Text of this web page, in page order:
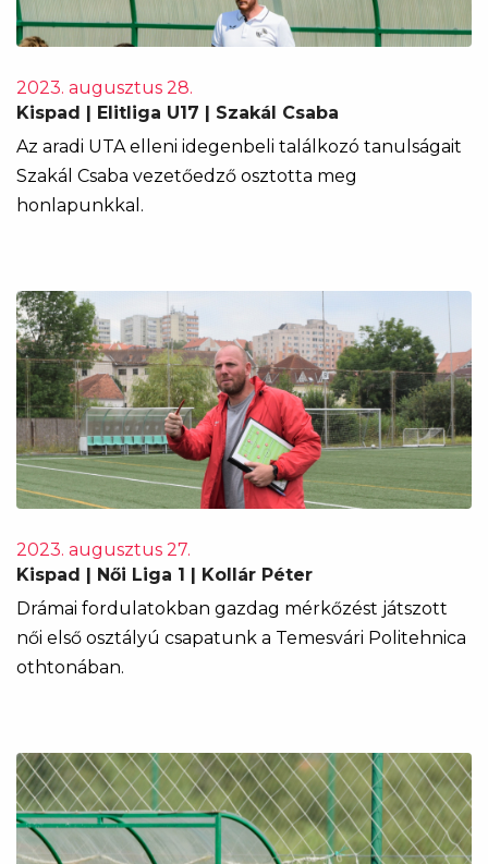
2023. augusztus 28.
Kispad | Elitliga U17 | Szakál Csaba
Az aradi UTA elleni idegenbeli találkozó tanulságait
Szakál Csaba vezetőedző osztotta meg
honlapunkkal.
2023. augusztus 27.
Kispad | Női Liga 1 | Kollár Péter
Drámai fordulatokban gazdag mérkőzést játszott
női első osztályú csapatunk a Temesvári Politehnica
othtonában.